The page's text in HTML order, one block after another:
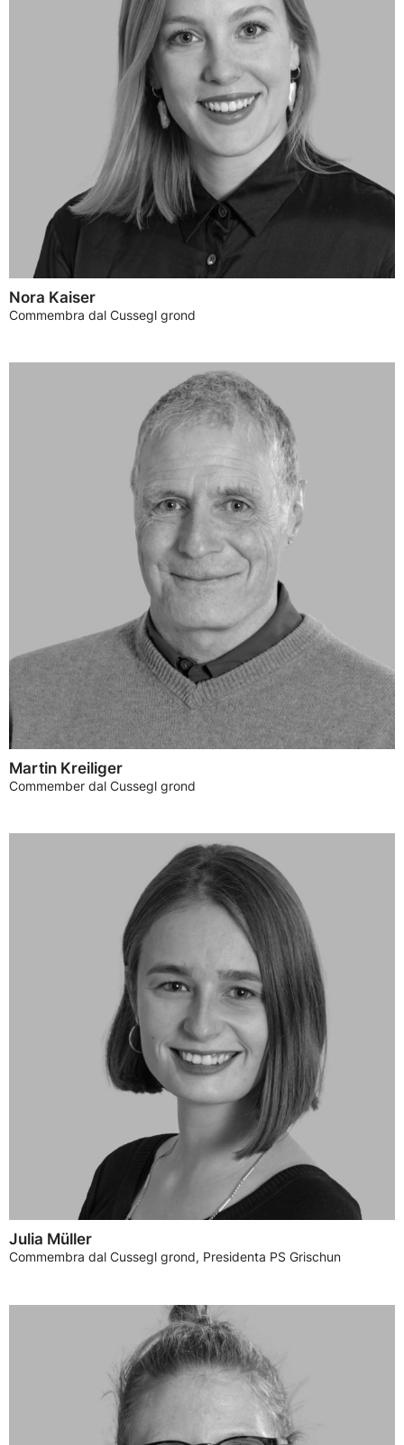
Nora Kaiser
Commembra dal Cussegl grond
Martin Kreiliger
Commember dal Cussegl grond
Julia Müller
Commembra dal Cussegl grond, Presidenta PS Grischun